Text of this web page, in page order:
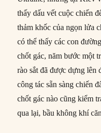
thấy dấu vết cuộc chiến
thảm khốc của ngọn lửa
có thể thấy các con
chốt gác, năm bước một
rào sắt đã được dựng lên
công tác sẵn sàng chiến
chốt gác nào cũng kiểm
qua lại, bầu không khí